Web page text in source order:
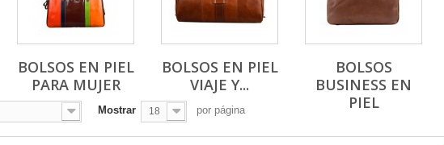
BOLSOS EN PIEL
PARA MUJER
BOLSOS EN PIEL
VIAJE Y...
BOLSOS
BUSINESS EN
PIEL
Mostrar 18 por página